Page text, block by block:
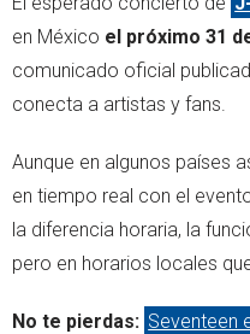
en México el próximo 31
comunicado oficial
conecta a artistas y fans.
Aunque en algunos países
en tiempo real con el
la diferencia horaria, la
pero en horarios locales
No te pierdas: Seventeen